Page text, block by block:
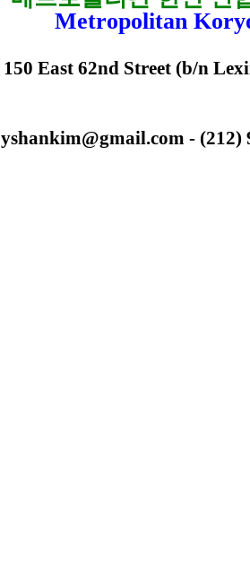
Metropolitan
150 East 62nd Street (b/n
yshankim@gmail.com - (212)